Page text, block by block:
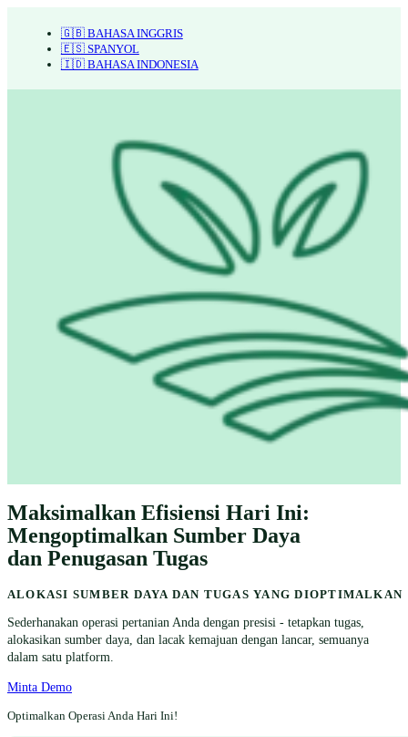
🇬🇧 BAHASA INGGRIS
🇪🇸 SPANYOL
🇮🇩 BAHASA INDONESIA
Maksimalkan Efisiensi Hari Ini:
Mengoptimalkan Sumber Daya
dan Penugasan Tugas
ALOKASI SUMBER DAYA DAN TUGAS YANG DIOPTIMALKAN
Sederhanakan operasi pertanian Anda dengan presisi - tetapkan tugas,
alokasikan sumber daya, dan lacak kemajuan dengan lancar, semuanya
dalam satu platform.
Minta Demo
Optimalkan Operasi Anda Hari Ini!